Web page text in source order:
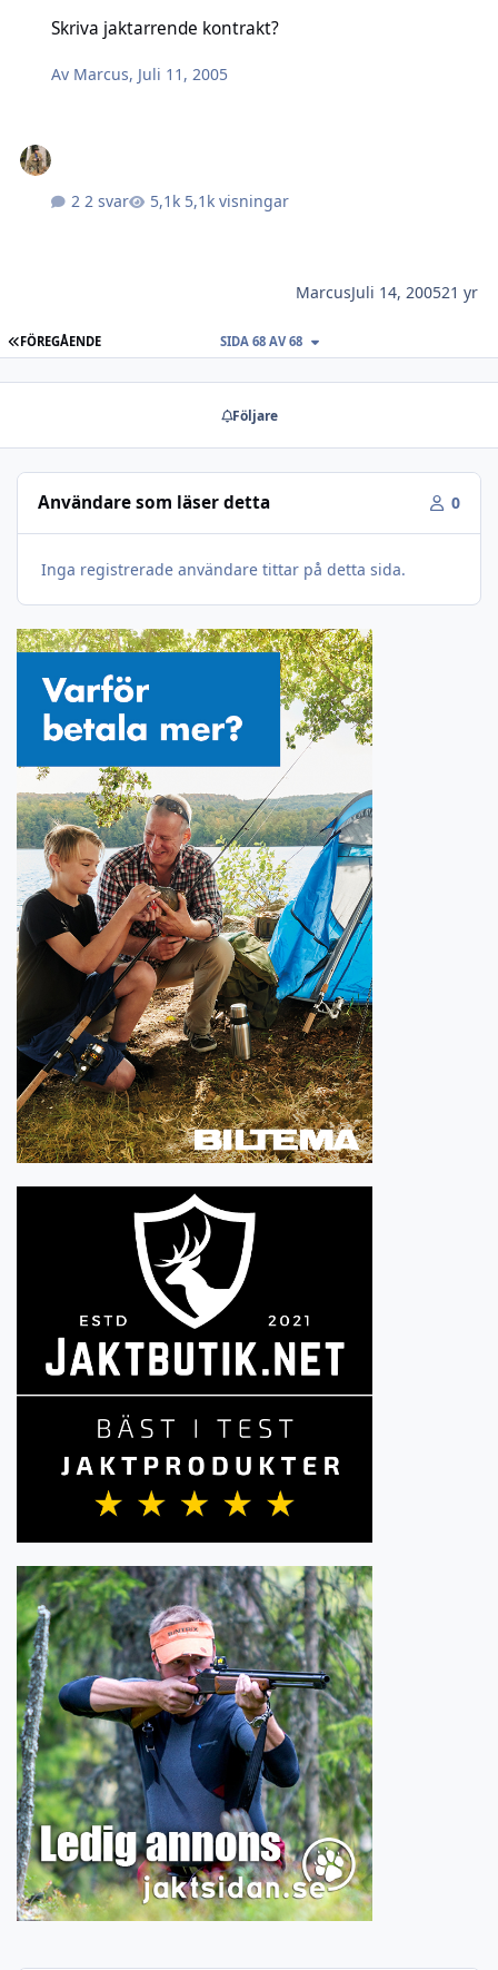
Skriva jaktarrende kontrakt?
Av Marcus, Juli 11, 2005
2 svar 5,1k visningar
MarcusJuli 14, 200521 yr
FÖRSTA SIDAN
FÖREGÅENDE SIDA 68 AV 68
Följare
Användare som läser detta 0
Inga registrerade användare tittar på detta sida.